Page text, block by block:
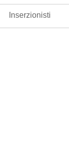
Inserzionisti